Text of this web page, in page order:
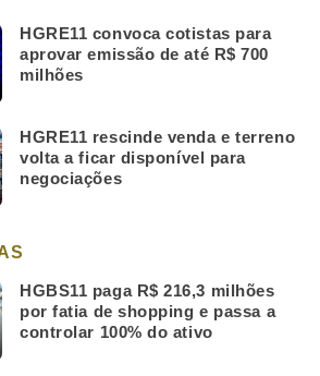
HGRE11 convoca cotistas para
aprovar emissão de até R$ 700
milhões
HGRE11 rescinde venda e terreno
volta a ficar disponível para
negociações
HGBS11 paga R$ 216,3 milhões
por fatia de shopping e passa a
controlar 100% do ativo